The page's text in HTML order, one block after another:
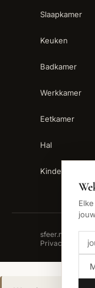
Slaapkamer
Keuken
Badkamer
Werkkamer
Eetkamer
Hal
Kinderkamer
sfeer.nu is een
Privacy